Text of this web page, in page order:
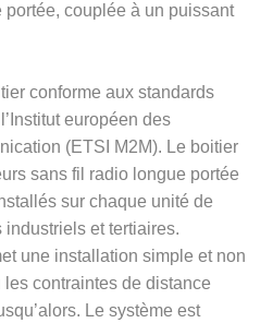
couplée à un puissant
conforme aux standards
européen des
(ETSI M2M). Le boitier
sans fil radio longue portée
sur chaque unité de
et tertiaires.
une installation simple et non
contraintes de distance
Le système est